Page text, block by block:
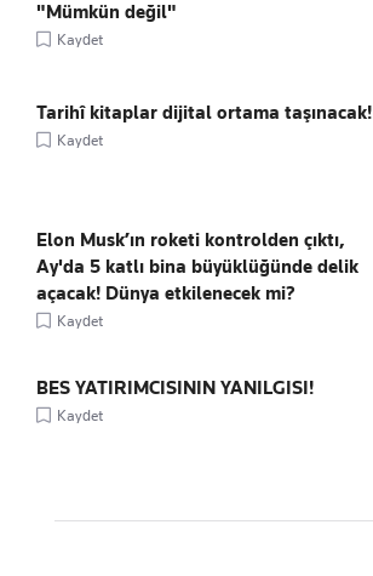
"Mümkün değil"
Kaydet
Tarihî kitaplar dijital ortama taşınacak!
Kaydet
Elon Musk’ın roketi kontrolden çıktı,
Ay'da 5 katlı bina büyüklüğünde delik
açacak! Dünya etkilenecek mi?
Kaydet
BES YATIRIMCISININ YANILGISI!
Kaydet